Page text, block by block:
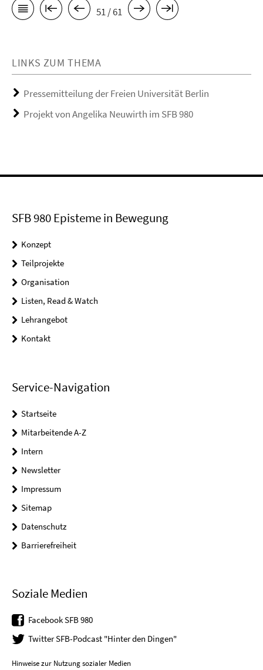
51 / 61
LINKS ZUM THEMA
Pressemitteilung der Freien Universität Berlin
Projekt von Angelika Neuwirth im SFB 980
SFB 980 Episteme in Bewegung
Konzept
Teilprojekte
Organisation
Listen, Read & Watch
Lehrangebot
Kontakt
Service-Navigation
Startseite
Mitarbeitende A-Z
Intern
Newsletter
Impressum
Sitemap
Datenschutz
Barrierefreiheit
Soziale Medien
Facebook SFB 980
Twitter SFB-Podcast "Hinter den Dingen"
Hinweise zur Nutzung sozialer Medien